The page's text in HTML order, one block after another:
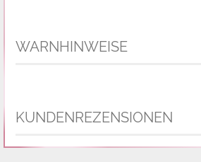
WARNHINWEISE
KUNDENREZENSIONEN